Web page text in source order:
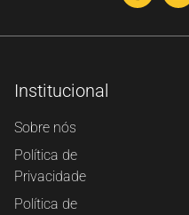
Institucional
Sobre nós
Política de
Privacidade
Política de